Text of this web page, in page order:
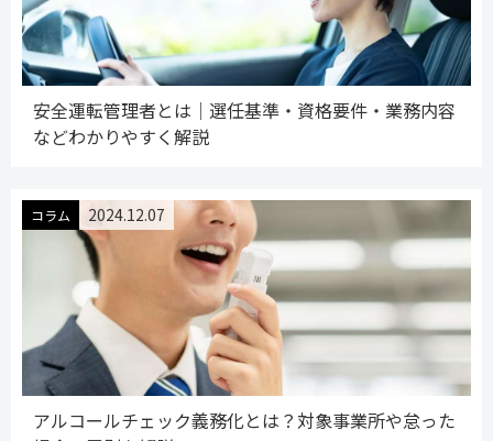
安全運転管理者とは│選任基準・資格要件・業務内容
などわかりやすく解説
コラム 2024.12.07
アルコールチェック義務化とは？対象事業所や怠った